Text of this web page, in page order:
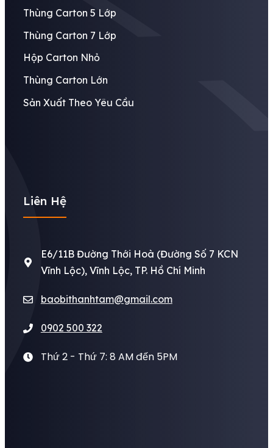
Thùng Carton 5 Lớp
Thùng Carton 7 Lớp
Hộp Carton Nhỏ
Thùng Carton Lớn
Sản Xuất Theo Yêu Cầu
Liên Hệ
E6/11B Đường Thới Hoà (Đường Số 7 KCN
Vĩnh Lộc), Vĩnh Lộc, TP. Hồ Chí Minh
baobithanhtam@gmail.com
0902 500 322
Thứ 2 - Thứ 7: 8 AM đến 5PM